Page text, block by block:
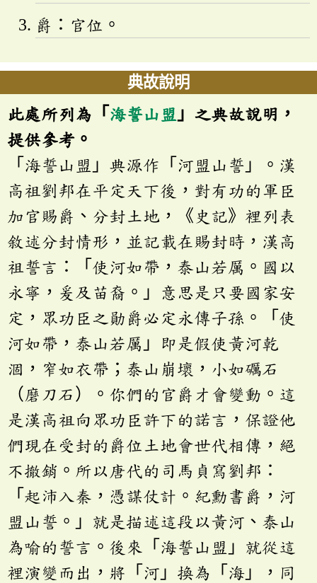
爵：官位。
典故說明
此處所列為「 海誓山盟 」之典故說明，
提供參考。
「海誓山盟」典源作「河盟山誓」。漢
高祖劉邦在平定天下後，對有功的軍臣
加官賜爵、分封土地，《史記》裡列表
敘述分封情形，並記載在賜封時，漢高
祖誓言：「使河如帶，泰山若厲。國以
永寧，爰及苗裔。」意思是只要國家安
定，眾功臣之勛爵必定永傳子孫。「使
河如帶，泰山若厲」即是假使黃河乾
涸，窄如衣帶；泰山崩壞，小如礪石
（磨刀石）。你們的官爵才會變動。這
是漢高祖向眾功臣許下的諾言，保證他
們現在受封的爵位土地會世代相傳，絕
不撤銷。所以唐代的司馬貞寫劉邦：
「起沛入秦，憑謀仗計。紀勳書爵，河
盟山誓。」就是描述這段以黃河、泰山
為喻的誓言。後來「海誓山盟」就從這
裡演變而出，將「河」換為「海」，同